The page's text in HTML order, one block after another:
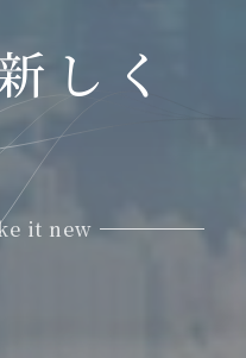
しく
it new